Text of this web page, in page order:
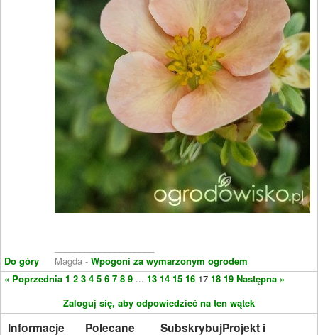
Do góry
Magda - Wpogoni za wymarzonym ogrodem
« Poprzednia 1 2 3 4 5 6 7 8 9 ... 13 14 15 16 17 18 19 Następna »
Zaloguj się, aby odpowiedzieć na ten wątek
Informacje Polecane SubskrybujProjekt i